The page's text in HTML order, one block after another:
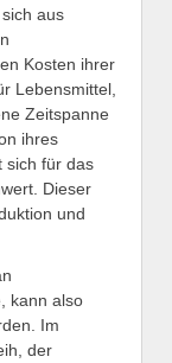
aus
Kosten ihrer
Lebensmittel,
Zeitspanne
ihres
sich für das
Dieser
und
kann also
Im
der